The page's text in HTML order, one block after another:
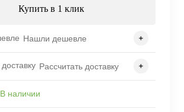
Купить в 1 клик
Нашли дешевле
Рассчитать доставку
В наличии